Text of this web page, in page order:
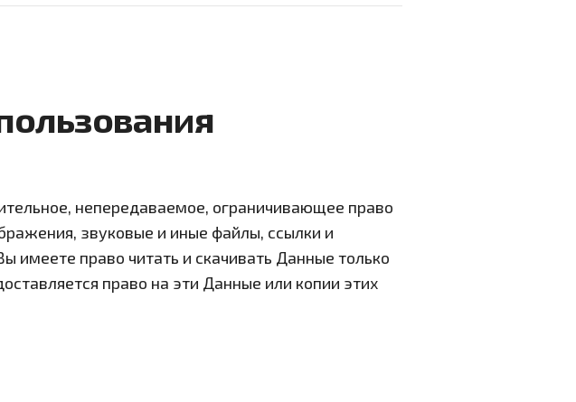
непередаваемое, ограничивающее право
звуковые и иные файлы, ссылки и
право читать и скачивать Данные только
право на эти Данные или копии этих